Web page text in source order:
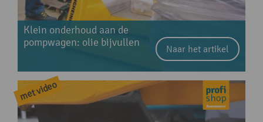
Klein onderhoud aan de
pompwagen: olie bijvullen
Naar het artikel